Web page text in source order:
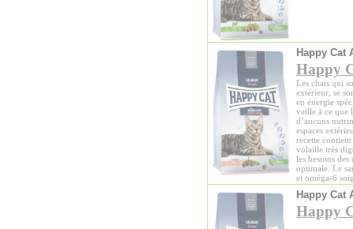
Happy Cat
Happy
Les chats qui
extérieur, se
en énergie
veille à ce que
d’aucuns
espaces
recette
volaille très
les besoins des
optimale. Le
et oméga-6
Happy Cat
Happy